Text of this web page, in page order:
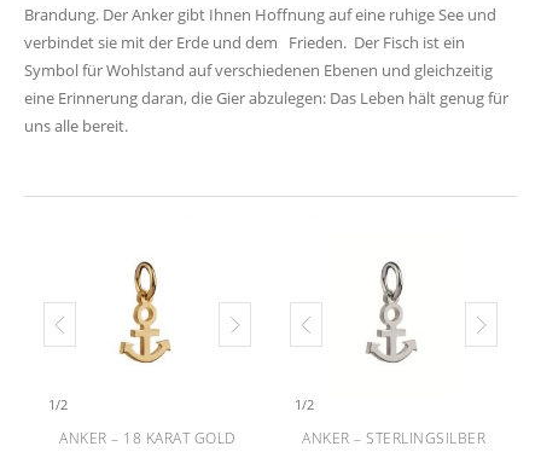
Brandung. Der Anker gibt Ihnen Hoffnung auf eine ruhige See und
verbindet sie mit der Erde und dem Frieden. Der Fisch ist ein
Symbol für Wohlstand auf verschiedenen Ebenen und gleichzeitig
eine Erinnerung daran, die Gier abzulegen: Das Leben hält genug für
uns alle bereit.
1/2
ANKER – 18 KARAT GOLD
1/2
ANKER – STERLINGSILBER